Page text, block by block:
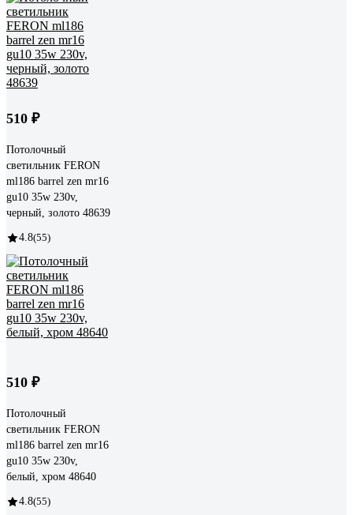
510 ₽
Потолочный
светильник FERON
ml186 barrel zen mr16
gu10 35w 230v,
черный, золото 48639
4.8(55)
510 ₽
Потолочный
светильник FERON
ml186 barrel zen mr16
gu10 35w 230v,
белый, хром 48640
4.8(55)